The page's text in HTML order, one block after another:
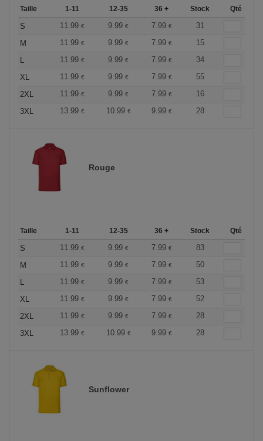
Taille 1-11 12-35 36 + Stock Qté
S 11.99 € 9.99 € 7.99 €
31
M
11.99 € 9.99 € 7.99 €
15
L
11.99 € 9.99 € 7.99 €
34
XL
11.99 € 9.99 € 7.99 €
55
2XL
11.99 € 9.99 € 7.99 €
16
3XL
13.99 € 10.99 € 9.99 € 28
Rouge
Taille 1-11 12-35 36 + Stock Qté
S 11.99 € 9.99 € 7.99 €
83
M
11.99 € 9.99 € 7.99 €
50
L
11.99 € 9.99 € 7.99 €
53
XL
11.99 € 9.99 € 7.99 €
52
2XL
11.99 € 9.99 € 7.99 €
28
3XL
13.99 € 10.99 € 9.99 € 28
Sunflower